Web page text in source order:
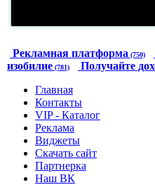
Рекламная платформа (750)
изобилие (781) Получайте
Главная
Контакты
VIP - Каталог
Реклама
Виджеты
Скачать сайт
Партнерка
Наш ВК